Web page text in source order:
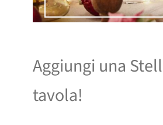
Aggiungi una
tavola!